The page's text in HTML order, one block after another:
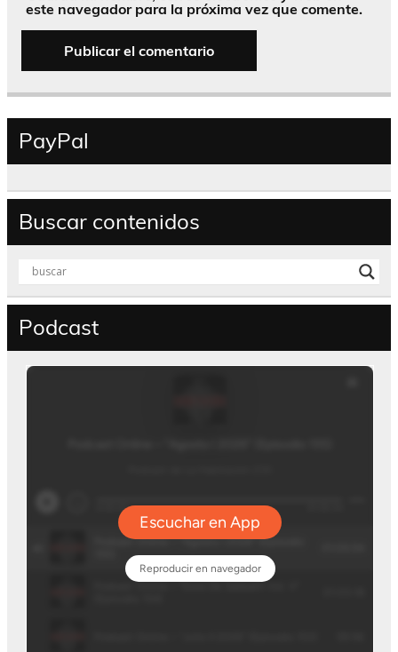
este navegador para la próxima vez que comente.
PayPal
Buscar contenidos
Podcast